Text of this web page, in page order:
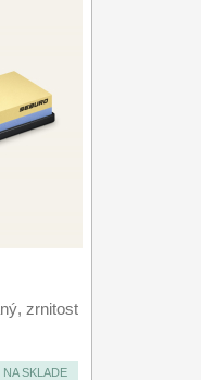
zrnitost
NA SKLADE